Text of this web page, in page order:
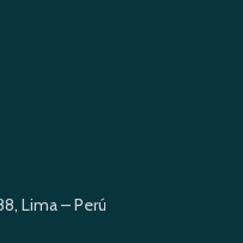
Lima – Perú